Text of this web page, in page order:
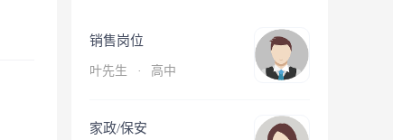
销售岗位
叶先生 · 高中
家政/保安